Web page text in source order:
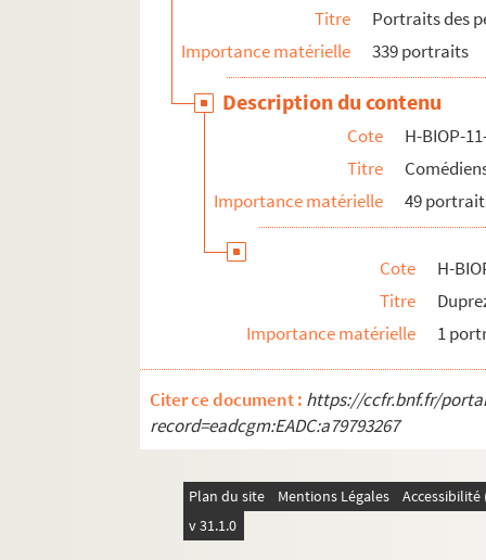
Titre
Portraits des
Importance matérielle
339 portraits
Description du contenu
Cote
H-BIOP-
Titre
Importance matérielle
49
Cote
H-
Titre
Importance matérielle
1
Citer ce document : https://ccfr.bnf.fr/
record=eadcgm:EADC:a79793267
Plan du site Mentions Légales
v 31.1.0